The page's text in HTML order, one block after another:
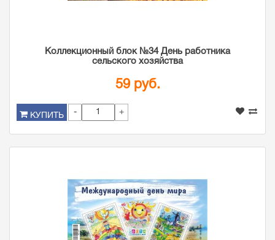
Коллекционный блок №34 День работника
сельского хозяйства
59 руб.
КУПИТЬ - +